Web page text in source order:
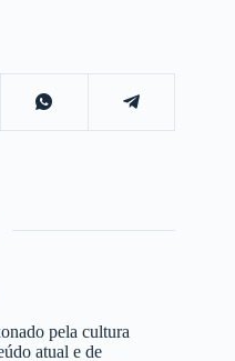
pela cultura
atual e de